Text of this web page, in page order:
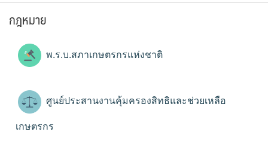
กฎหมาย
พ.ร.บ.สภาเกษตรกรแห่งชาติ
ศูนย์ประสานงานคุ้มครองสิทธิและช่วยเหลือ
เกษตรกร